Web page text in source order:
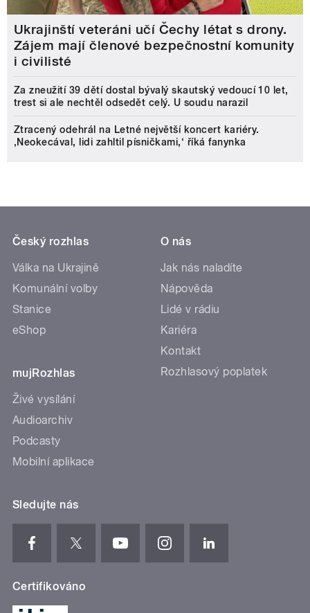
Ukrajinští veteráni učí Čechy létat s drony.
Zájem mají členové bezpečnostní komunity
i civilisté
Za zneužití 39 dětí dostal bývalý skautský vedoucí 10 let,
trest si ale nechtěl odsedět celý. U soudu narazil
Ztracený odehrál na Letné největší koncert kariéry.
‚Neokecával, lidi zahltil písničkami,‘ říká fanynka
Český rozhlas
Válka na Ukrajině
Komunální volby
Stanice
eShop
mujRozhlas
Živé vysílání
Audioarchiv
Podcasty
Mobilní aplikace
O nás
Jak nás naladíte
Nápověda
Lidé v rádiu
Kariéra
Kontakt
Rozhlasový poplatek
Sledujte nás
Certifikováno